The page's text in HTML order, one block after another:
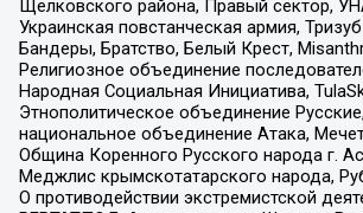
Щелковского района, Правый сектор,
Украинская повстанческая армия,
Бандеры, Братство, Белый Крест,
Религиозное объединение
Народная Социальная Инициатива,
Этнополитическое объединение
национальное объединение Атака,
Община Коренного Русского народа г.
Меджлис крымскотатарского народа,
О противодействии экстремистской